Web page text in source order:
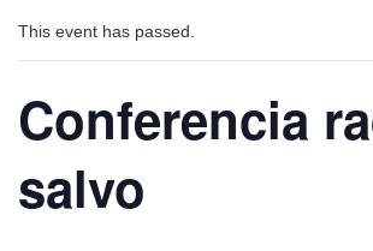
This event has passed.
Conferencia
salvo